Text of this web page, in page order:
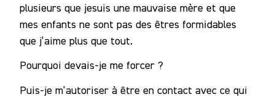
plusieurs que jesuis une mauvaise mère et que
mes enfants ne sont pas des êtres formidables
que j’aime plus que tout.
Pourquoi devais-je me forcer ?
Puis-je m’autoriser à être en contact avec ce qui